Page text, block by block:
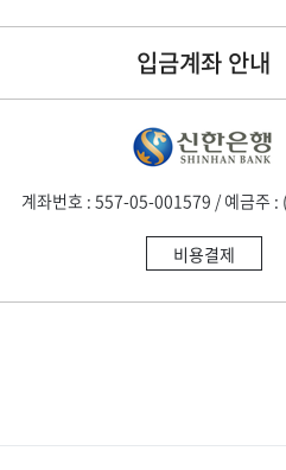
입금계좌 안내
계좌번호 : 557-05-001579 / 예금주 :
비용결제